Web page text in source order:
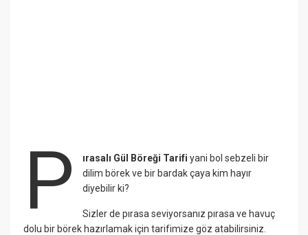
P ırasalı Gül Böreği Tarifiyani bol sebzeli bir
dilim börek ve bir bardak çaya kim hayır
diyebilir ki?
Sizler de pırasa seviyorsanız pırasa ve havuç
dolu bir börek hazırlamak için tarifimize göz atabilirsiniz.